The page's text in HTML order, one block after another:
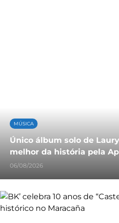
MÚSICA
Único álbum solo de
melhor da história pela
06/08/2026